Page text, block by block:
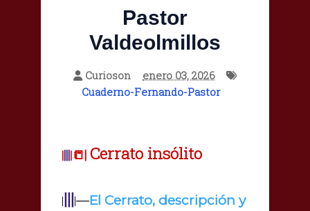
Pastor
Valdeolmillos
Curioson
enero 03, 2026
Cuaderno-Fernando-Pastor
|||||📒| Cerrato insólito
|||||—El Cerrato, descripción y